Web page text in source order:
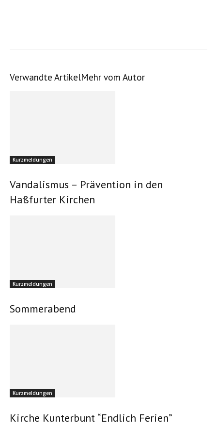
Das Evangelium nach Joh 14, 15-21: ...ich werde den Vater bitten, und
Verwandte ArtikelMehr vom Autor
Kurzmeldungen
Vandalismus – Prävention in den
Haßfurter Kirchen
Kurzmeldungen
Sommerabend
Kurzmeldungen
Kirche Kunterbunt “Endlich Ferien”